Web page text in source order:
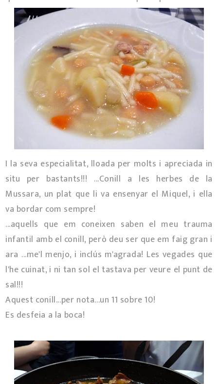
I la seva especialitat, lloada per molts i apreciada in
situ per bastants!!! ...Conill a les herbes de la
Mussara, un plat que li va ensenyar el Miquel, i ella
va bordar com sempre!
...aquells que em coneixen saben el meu trauma
infantil amb el conill, però deu ser que em faig gran i
ara ...me'l menjo, i inclús m'agrada! Les vegades que
l'he cuinat, i ni tan sol el tastava per veure el punt de
sal!!!
Aquest conill...per nota...un 11 sobre 10!
Es desfeia a la boca!